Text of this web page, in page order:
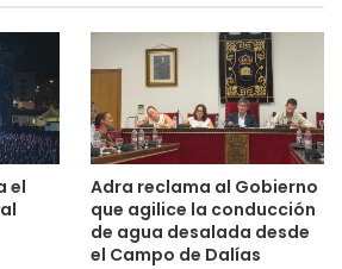
el
Adra reclama al Gobierno
que agilice la conducción
de agua desalada desde
el Campo de Dalías